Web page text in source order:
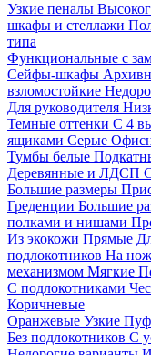
Узкие пеналы
шкафы и стеллажи
типа
Функциональные с
Сейфы-шкафы
взломостойкие
Для руководителя
Темные оттенки С 4
ящиками Серые
Тумбы белые
Деревянные и ЛДСП
Большие размеры
Греденции Большие
полками и нишами
Из экокожи Прямые
подлокотников На
механизмом Мягкие
С подлокотниками
Коричневые
Оранжевые Узкие
Без подлокотников С